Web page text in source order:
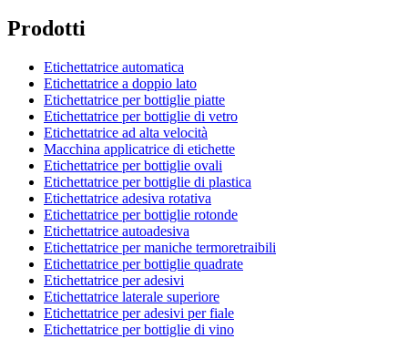
Prodotti
Etichettatrice automatica
Etichettatrice a doppio lato
Etichettatrice per bottiglie piatte
Etichettatrice per bottiglie di vetro
Etichettatrice ad alta velocità
Macchina applicatrice di etichette
Etichettatrice per bottiglie ovali
Etichettatrice per bottiglie di plastica
Etichettatrice adesiva rotativa
Etichettatrice per bottiglie rotonde
Etichettatrice autoadesiva
Etichettatrice per maniche termoretraibili
Etichettatrice per bottiglie quadrate
Etichettatrice per adesivi
Etichettatrice laterale superiore
Etichettatrice per adesivi per fiale
Etichettatrice per bottiglie di vino